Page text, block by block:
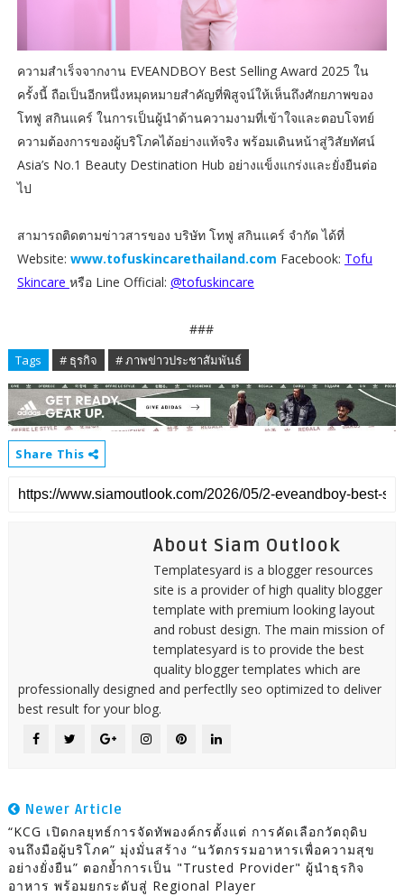
ความสำเร็จจากงาน EVEANDBOY Best Selling Award 2025 ใน
ครั้งนี้ ถือเป็นอีกหนึ่งหมุดหมายสำคัญที่พิสูจน์ให้เห็นถึงศักยภาพของ
โทฟู สกินแคร์ ในการเป็นผู้นำด้านความงามที่เข้าใจและตอบโจทย์
ความต้องการของผู้บริโภคได้อย่างแท้จริง พร้อมเดินหน้าสู่วิสัยทัศน์
Asia’s No.1 Beauty Destination Hub อย่างแข็งแกร่งและยั่งยืนต่อ
ไป
สามารถติดตามข่าวสารของ บริษัท โทฟู สกินแคร์ จำกัด ได้ที่
Website: www.tofuskincarethailand.com Facebook: Tofu
Skincare หรือ Line Official: @tofuskincare
###
Tags # ธุรกิจ # ภาพข่าวประชาสัมพันธ์
Share This
About Siam Outlook
Templatesyard is a blogger resources
site is a provider of high quality blogger
template with premium looking layout
and robust design. The main mission of
templatesyard is to provide the best
quality blogger templates which are
professionally designed and perfectlly seo optimized to deliver
best result for your blog.
Newer Article
“KCG เปิดกลยุทธ์การจัดทัพองค์กรตั้งแต่ การคัดเลือกวัตถุดิบ
จนถึงมือผู้บริโภค” มุ่งมั่นสร้าง “นวัตกรรมอาหารเพื่อความสุข
อย่างยั่งยืน” ตอกย้ำการเป็น "Trusted Provider" ผู้นำธุรกิจ
อาหาร พร้อมยกระดับสู่ Regional Player